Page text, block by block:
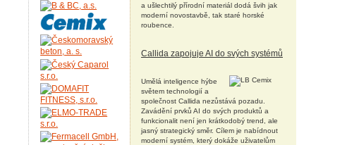
a ušlechtilý přírodní materiál dodá švih jak
moderní novostavbě, tak staré horské
roubence.
Callida zapojuje AI do svých systémů
Umělá inteligence hýbe
světem technologií a
společnost Callida nezůstává pozadu.
Zavádění prvků AI do svých produktů a
funkcionalit není jen krátkodobý trend, ale
jasný strategický směr. Cílem je nabídnout
moderní systém, který dokáže uživatelům